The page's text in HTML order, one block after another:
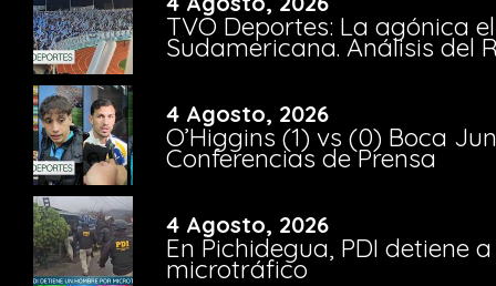
TVO Deportes: La agónica
Sudamericana. Análisis del
4 Agosto, 2026
O’Higgins (1) vs (0) Boca
Conferencias de Prensa
4 Agosto, 2026
En Pichidegua, PDI detiene
microtráfico